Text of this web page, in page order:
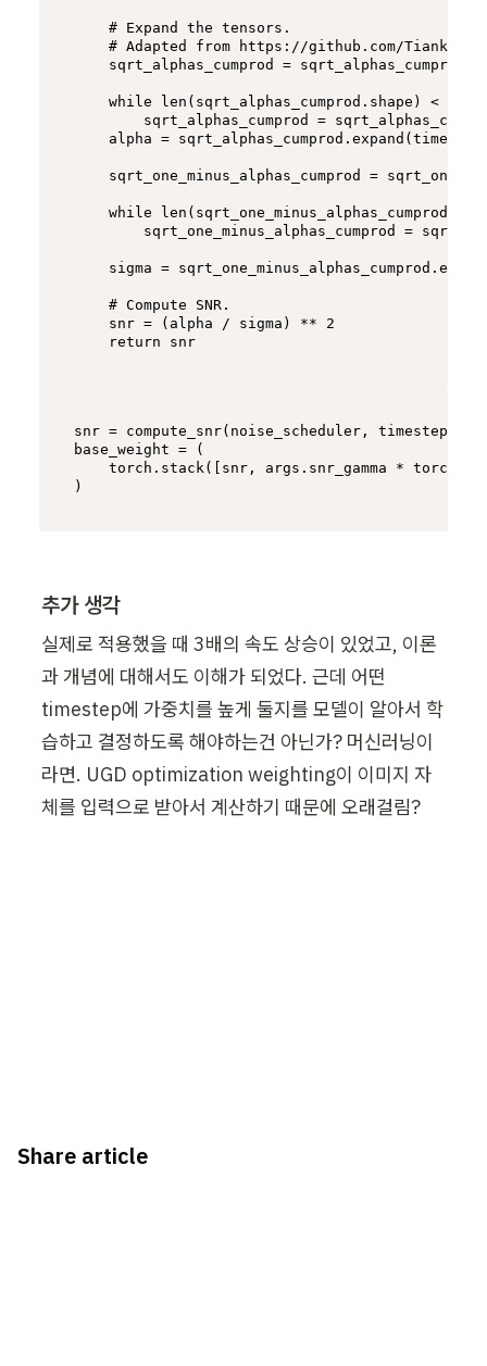
# Expand the tensors.
# Adapted from https://github.com/
sqrt_alphas_cumprod =
while len (sqrt_alphas_cumprod.shape) <
sqrt_alphas_cumprod =
alpha =
sqrt_one_minus_alphas_cumprod =
while len
sqrt_one_minus_alphas_cumprod =
sigma =
# Compute SNR.
    snr = (alpha / sigma) **
2
return snr
snr = compute_snr(noise_scheduler, timesteps)
base_weight = (
torch.stack([snr, args.snr_gamma *
)
추가 생각
실제로 적용했을 때 3배의 속도 상승이 있었고, 이론
과 개념에 대해서도 이해가 되었다. 근데 어떤
timestep에 가중치를 높게 둘지를 모델이 알아서 학
습하고 결정하도록 해야하는건 아닌가? 머신러닝이
라면. UGD optimization weighting이 이미지 자
체를 입력으로 받아서 계산하기 때문에 오래걸림?
Share article